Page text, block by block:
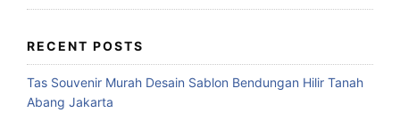
RECENT POSTS
Tas Souvenir Murah Desain Sablon Bendungan Hilir Tanah
Abang Jakarta